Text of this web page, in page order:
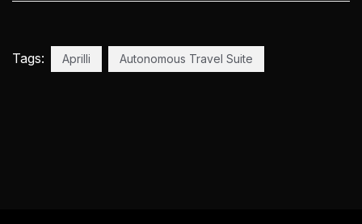
Tags: Aprilli Autonomous Travel Suite